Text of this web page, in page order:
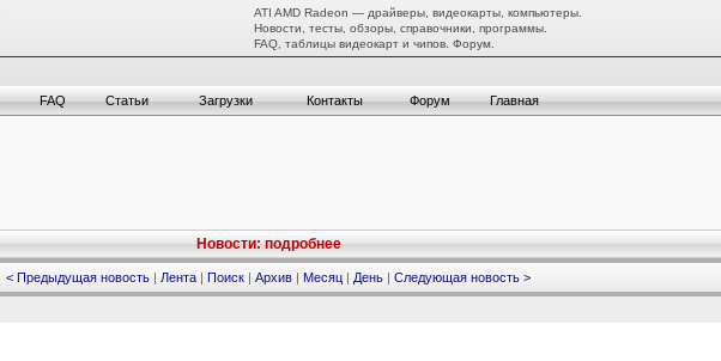
ATI AMD Radeon — драйверы, видеокарты, компьютеры.
Новости, тесты, обзоры, справочники, программы.
FAQ, таблицы видеокарт и чипов. Форум.
FAQ Статьи Загрузки Контакты Форум Главная
Новости: подробнее
< Предыдущая новость | Лента | Поиск | Архив | Месяц | День | Следующая новость >